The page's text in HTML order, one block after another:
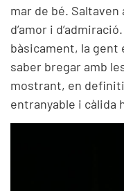
mar de bé.
d’amor i
bàsicament, la gent
saber bregar amb
mostrant, en
entranyable i càlida